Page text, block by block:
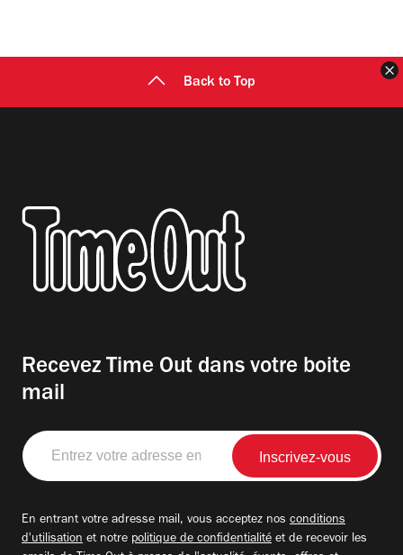
Back to Top
Recevez Time Out dans votre boite
mail
Entrez
votre
adresse
En entrant votre adresse mail, vous acceptez nos conditions
d'utilisation et notre politique de confidentialité et de recevoir les